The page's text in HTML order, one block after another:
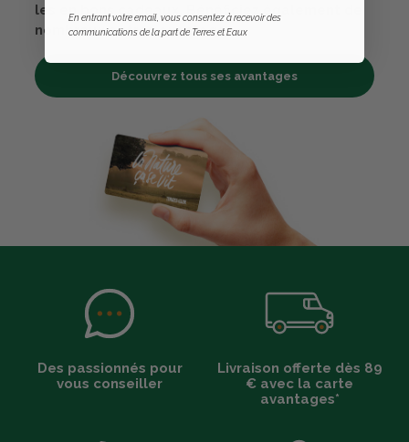
les en bons cadeaux. Bénéficiez également de
nombreux autres avantages.
Découvrez tous ses avantages
Des passionnés pour
vous conseiller
Livraison offerte dès 89
€ avec la carte
avantages*
En entrant votre email, vous consentez à recevoir des
communications de la part de Terres et Eaux